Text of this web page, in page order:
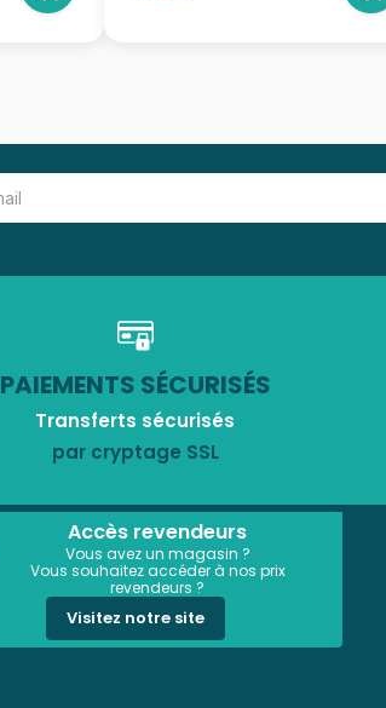
PAIEMENTS SÉCURISÉS
Transferts sécurisés
par cryptage SSL
Accès revendeurs
Vous avez un magasin ?
Vous souhaitez accéder à nos prix
revendeurs ?
Visitez notre site